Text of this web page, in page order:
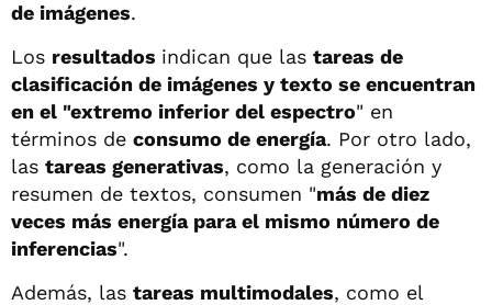
de imágenes.
Los resultados indican que las tareas de
clasificación de imágenes y texto se encuentran
en el "extremo inferior del espectro" en
términos de consumo de energía. Por otro lado,
las tareas generativas, como la generación y
resumen de textos, consumen "más de diez
veces más energía para el mismo número de
inferencias".
Además, las tareas multimodales, como el